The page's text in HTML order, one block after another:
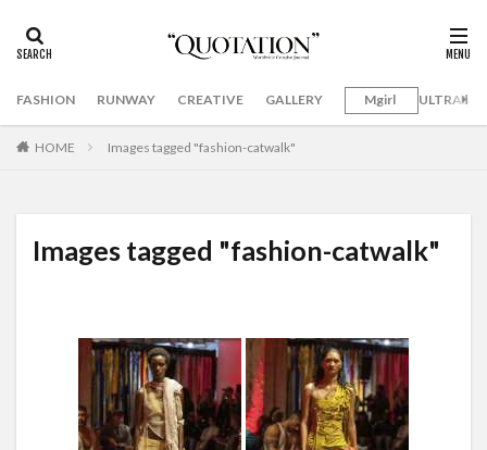
FASHION RUNWAY CREATIVE GALLERY Mgirl
HOME Images tagged "fashion-catwalk"
Images tagged "fashion-catwalk"